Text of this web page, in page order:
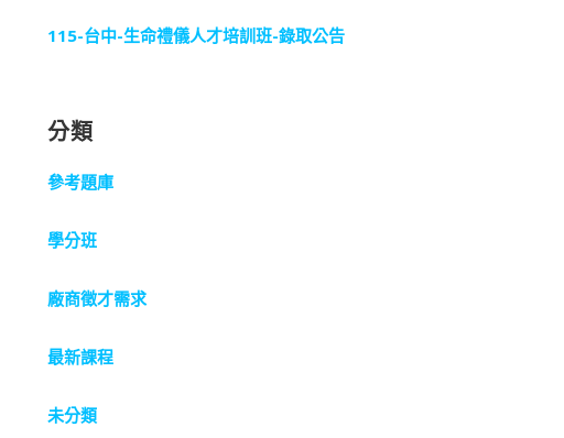
115-台中-生命禮儀人才培訓班-錄取公告
分類
參考題庫
學分班
廠商徵才需求
最新課程
未分類